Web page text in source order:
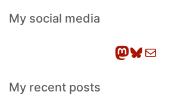
h
eMy social media
Mastodon Bluesky E-Mail
My recent posts